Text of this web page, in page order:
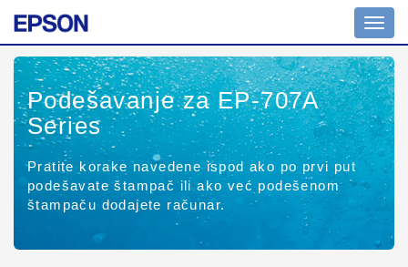
Izbor
Podešavanje za EP-707A
Series
Pratite korake navedene ispod ako po prvi put
podešavate štampač ili ako već podešenom
štampaču dodajete računar.